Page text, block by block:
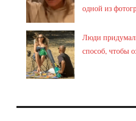
одной из
Люди
способ, чтобы